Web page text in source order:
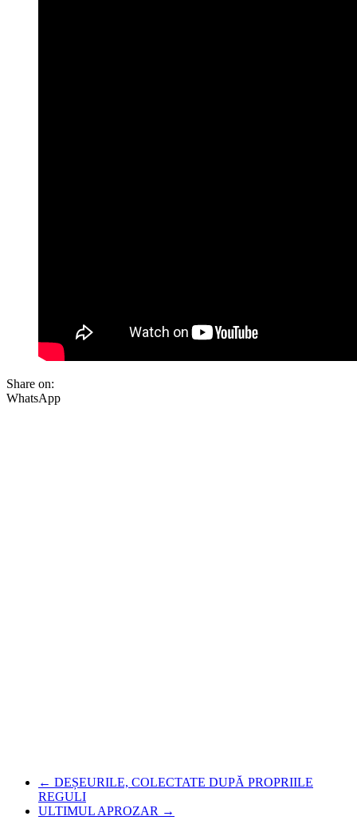
Share on:
WhatsApp
← DEȘEURILE, COLECTATE DUPĂ PROPRIILE
REGULI
ULTIMUL APROZAR →